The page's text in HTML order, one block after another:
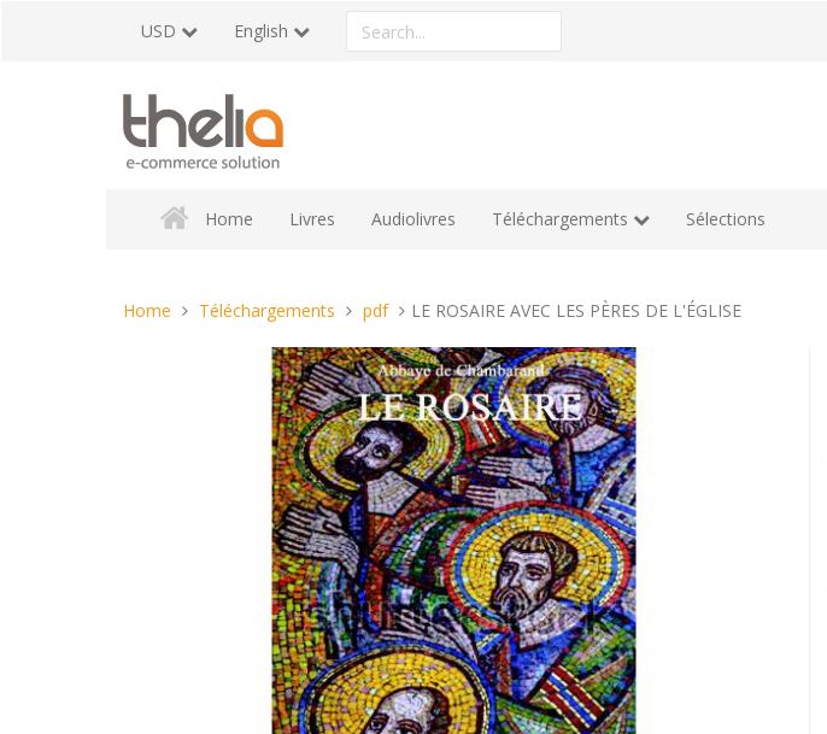
USD English
Search
a
Home Livres Audiolivres Téléchargements Sélections
You
Home Téléchargements pdf LE ROSAIRE AVEC LES PÈRES DE L'ÉGLISE